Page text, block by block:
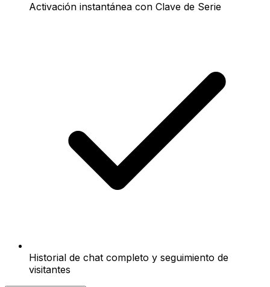
Activación instantánea con Clave de Serie
Historial de chat completo y seguimiento de
visitantes